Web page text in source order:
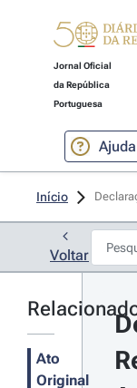
Jornal Oficial
da República
Portuguesa
Ajuda
Início
Voltar
Ato
Original